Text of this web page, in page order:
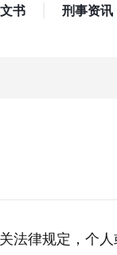
书 刑事资讯
法律规定，个